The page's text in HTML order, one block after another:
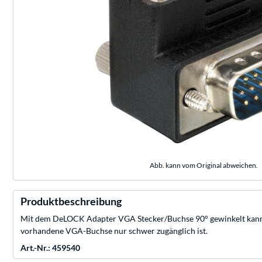
Abb. kann vom Original abweichen.
Produktbeschreibung
Mit dem DeLOCK Adapter VGA Stecker/Buchse 90° gewinkelt
vorhandene VGA-Buchse nur schwer zugänglich ist.
Art.-Nr.: 459540